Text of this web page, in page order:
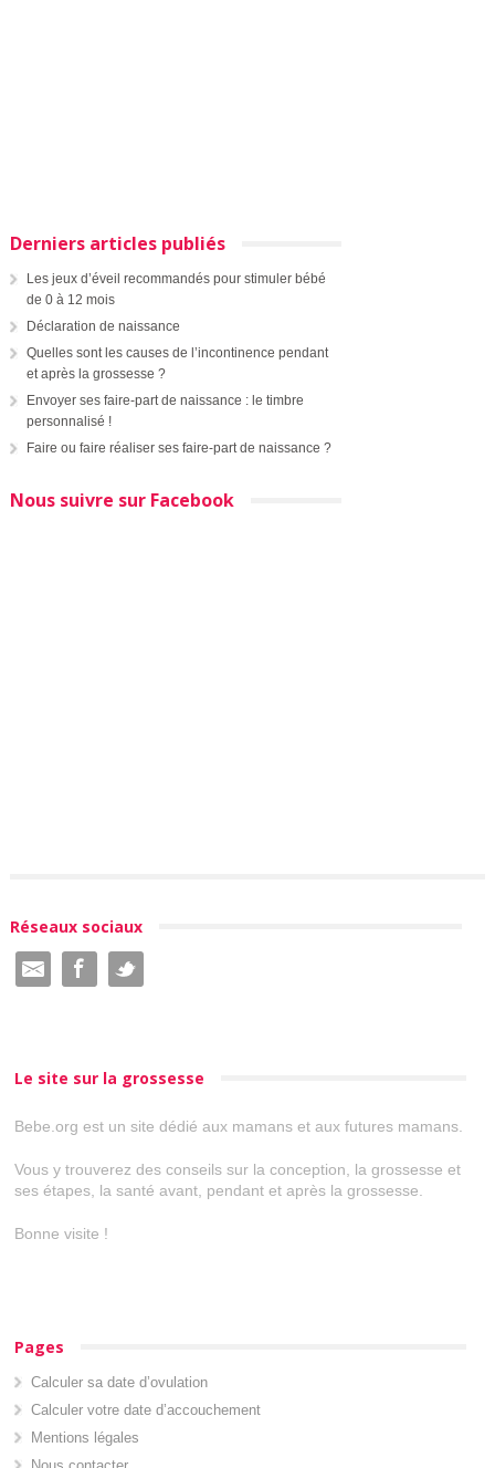
Derniers articles publiés
Les jeux d’éveil recommandés pour stimuler bébé
de 0 à 12 mois
Déclaration de naissance
Quelles sont les causes de l’incontinence pendant
et après la grossesse ?
Envoyer ses faire-part de naissance : le timbre
personnalisé !
Faire ou faire réaliser ses faire-part de naissance ?
Nous suivre sur Facebook
Réseaux sociaux
Le site sur la grossesse
Bebe.org est un site dédié aux mamans et aux futures mamans.
Vous y trouverez des conseils sur la conception, la grossesse et
ses étapes, la santé avant, pendant et après la grossesse.
Bonne visite !
Pages
Calculer sa date d’ovulation
Calculer votre date d’accouchement
Mentions légales